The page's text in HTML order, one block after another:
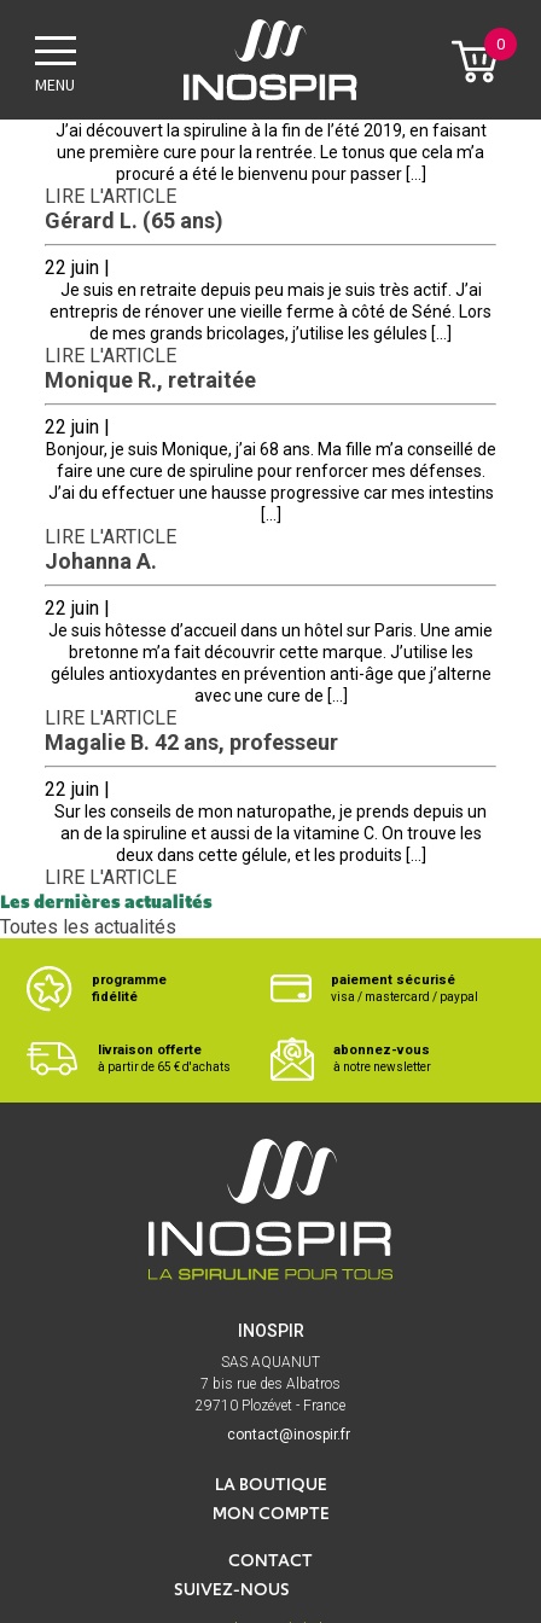
MENU
0
Archives
Laure Menanteau
J’ai découvert la spiruline à la fin de l’été 2019, en faisant
une première cure pour la rentrée. Le tonus que cela m’a
procuré a été le bienvenu pour passer […]
LIRE L'ARTICLE
Gérard L. (65 ans)
22 juin |
Je suis en retraite depuis peu mais je suis très actif. J’ai
entrepris de rénover une vieille ferme à côté de Séné. Lors
de mes grands bricolages, j’utilise les gélules […]
LIRE L'ARTICLE
Monique R., retraitée
22 juin |
Bonjour, je suis Monique, j’ai 68 ans. Ma fille m’a conseillé de
faire une cure de spiruline pour renforcer mes défenses.
J’ai du effectuer une hausse progressive car mes intestins
[…]
LIRE L'ARTICLE
Johanna A.
22 juin |
Je suis hôtesse d’accueil dans un hôtel sur Paris. Une amie
bretonne m’a fait découvrir cette marque. J’utilise les
gélules antioxydantes en prévention anti-âge que j’alterne
avec une cure de […]
LIRE L'ARTICLE
Magalie B. 42 ans, professeur
22 juin |
Sur les conseils de mon naturopathe, je prends depuis un
an de la spiruline et aussi de la vitamine C. On trouve les
deux dans cette gélule, et les produits […]
LIRE L'ARTICLE
Les dernières actualités
Toutes les actualités
programme
fidélité
paiement sécurisé
visa / mastercard / paypal
livraison offerte
à partir de 65 € d'achats
abonnez-vous
à notre newsletter
INOSPIR
SAS AQUANUT
7 bis rue des Albatros
29710 Plozévet - France
contact@inospir.fr
LA BOUTIQUE
MON COMPTE
CONTACT
SUIVEZ-NOUS